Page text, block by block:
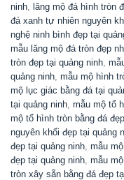
ninh
lăng mộ đá hình tròn
đá xanh tự nhiên nguyên
nghệ ninh bình đẹp tại
mẫu lăng mộ đá tròn đẹp
tròn đẹp tại quảng ninh
quảng ninh mẫu mộ hình
mộ lục giác bằng đá tại
tại quảng ninh mẫu mộ tổ
mộ tổ hình tròn bằng đá
nguyên khối đẹp tại quảng
đẹp tại quảng ninh mẫu
đẹp tại quảng ninh mẫu
tròn xây sẵn bằng đá đẹp